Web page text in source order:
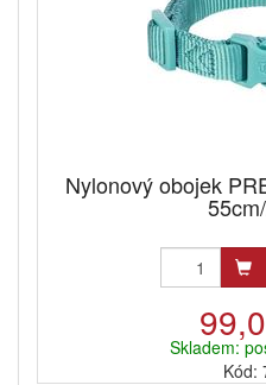
Nylonový obojek
Skladem:
Kód: